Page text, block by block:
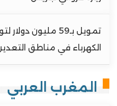
تمويل بـ59 مليون
الكهرباء في مناطق
المغرب العربي